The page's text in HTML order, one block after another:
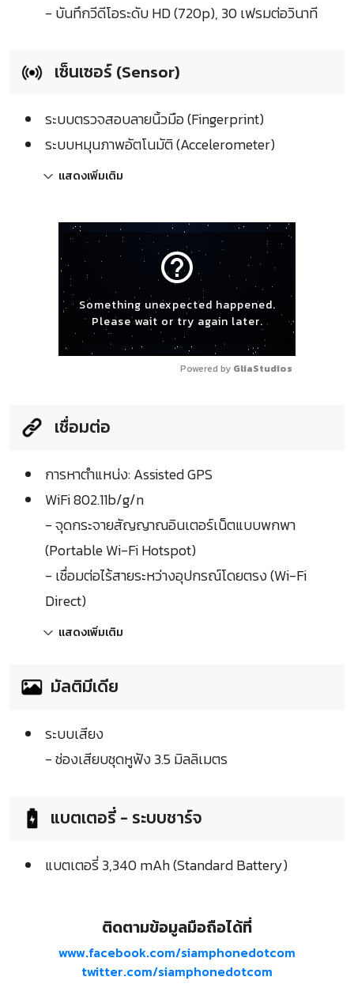
- บันทึกวีดีโอระดับ HD (720p), 30 เฟรมต่อวินาที
เซ็นเซอร์ (Sensor)
ระบบตรวจสอบลายนิ้วมือ (Fingerprint)
ระบบหมุนภาพอัตโนมัติ (Accelerometer)
แสดงเพิ่มเติม
help_outline
Something unexpected happened.
Please wait or try again later.
Powered by GliaStudios
เชื่อมต่อ
การหาตำแหน่ง: Assisted GPS
WiFi 802.11b/g/n
- จุดกระจายสัญญาณอินเตอร์เน็ตแบบพกพา
(Portable Wi-Fi Hotspot)
- เชื่อมต่อไร้สายระหว่างอุปกรณ์โดยตรง (Wi-Fi
Direct)
แสดงเพิ่มเติม
มัลติมีเดีย
ระบบเสียง
- ช่องเสียบชุดหูฟัง 3.5 มิลลิเมตร
แบตเตอรี่ - ระบบชาร์จ
แบตเตอรี่ 3,340 mAh (Standard Battery)
ติดตามข้อมูลมือถือได้ที่
www.facebook.com/siamphonedotcom
twitter.com/siamphonedotcom